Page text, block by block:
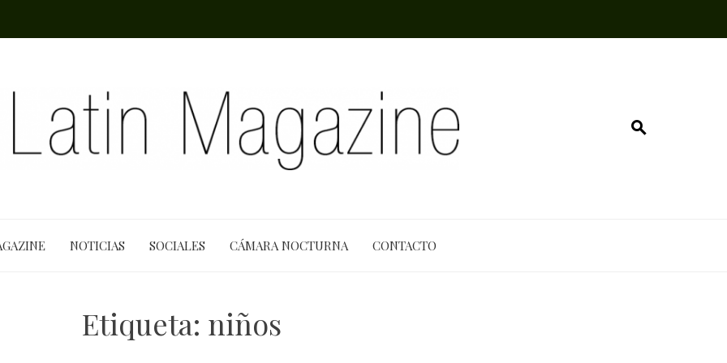
NOTICIAS SOCIALES CÁMARA NOCTURNA CONTACTO
Etiqueta: niños